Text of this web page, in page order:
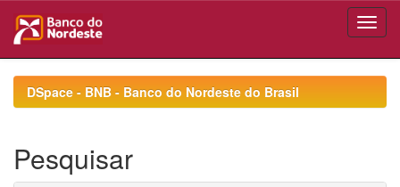
navigationDSpace - BNB - Banco do Nordeste do Brasil
Pesquisar